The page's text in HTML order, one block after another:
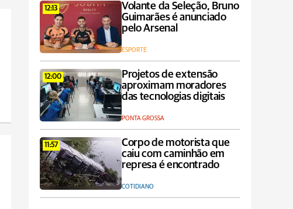
12:13
Volante da Seleção, Bruno
Guimarães é anunciado
pelo Arsenal
ESPORTE
12:00
Projetos de extensão
aproximam moradores
das tecnologias digitais
PONTA GROSSA
11:57
Corpo de motorista que
caiu com caminhão em
represa é encontrado
COTIDIANO